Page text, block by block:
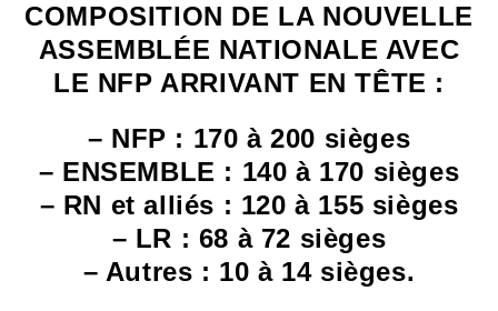
COMPOSITION DE LA NOUVELLE
ASSEMBLÉE NATIONALE AVEC
LE NFP ARRIVANT EN TÊTE :
– NFP : 170 à 200 sièges
– ENSEMBLE : 140 à 170 sièges
– RN et alliés : 120 à 155 sièges
– LR : 68 à 72 sièges
– Autres : 10 à 14 sièges.